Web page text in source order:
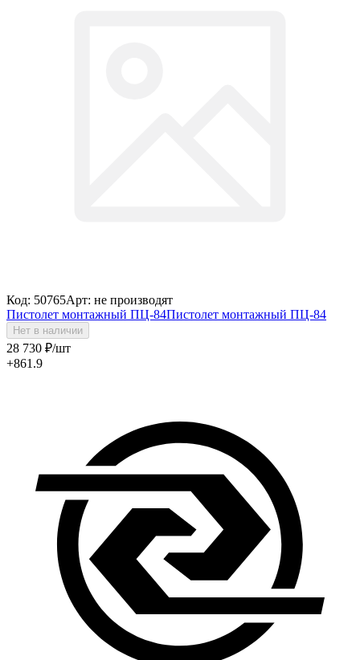
Код: 50765Арт: не производят
Пистолет монтажный ПЦ-84Пистолет монтажный ПЦ-84
Нет в наличии
28 730 ₽/шт
+861.9